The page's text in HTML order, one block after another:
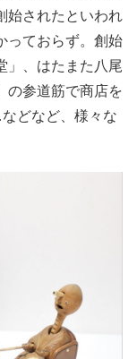
始されたといわれ
っておらず。創始
」、はたまた八尾
の参道筋で商店を
どなど、様々な